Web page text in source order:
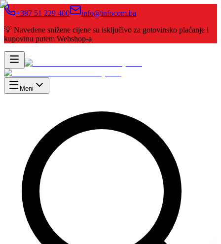
+387 51 229 400
info@infocom.ba
💡 Navedene snižene cijene su isključivo za gotovinsko plaćanje i
kupovinu putem Webshop-a
Meni